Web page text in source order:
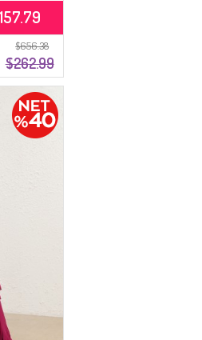
$656.38
$262.99